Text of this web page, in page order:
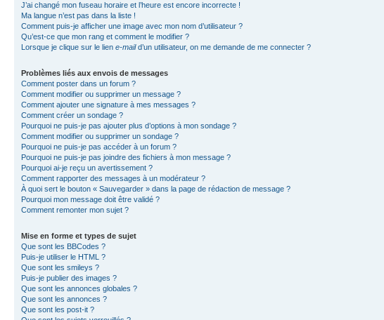
J’ai changé mon fuseau horaire et l’heure est encore incorrecte !
Ma langue n’est pas dans la liste !
Comment puis-je afficher une image avec mon nom d’utilisateur ?
Qu’est-ce que mon rang et comment le modifier ?
Lorsque je clique sur le lien e-maild’un utilisateur, on me demande de me connecter ?
Problèmes liés aux envois de messages
Comment poster dans un forum ?
Comment modifier ou supprimer un message ?
Comment ajouter une signature à mes messages ?
Comment créer un sondage ?
Pourquoi ne puis-je pas ajouter plus d’options à mon sondage ?
Comment modifier ou supprimer un sondage ?
Pourquoi ne puis-je pas accéder à un forum ?
Pourquoi ne puis-je pas joindre des fichiers à mon message ?
Pourquoi ai-je reçu un avertissement ?
Comment rapporter des messages à un modérateur ?
À quoi sert le bouton « Sauvegarder » dans la page de rédaction de message ?
Pourquoi mon message doit être validé ?
Comment remonter mon sujet ?
Mise en forme et types de sujet
Que sont les BBCodes ?
Puis-je utiliser le HTML ?
Que sont les smileys ?
Puis-je publier des images ?
Que sont les annonces globales ?
Que sont les annonces ?
Que sont les post-it ?